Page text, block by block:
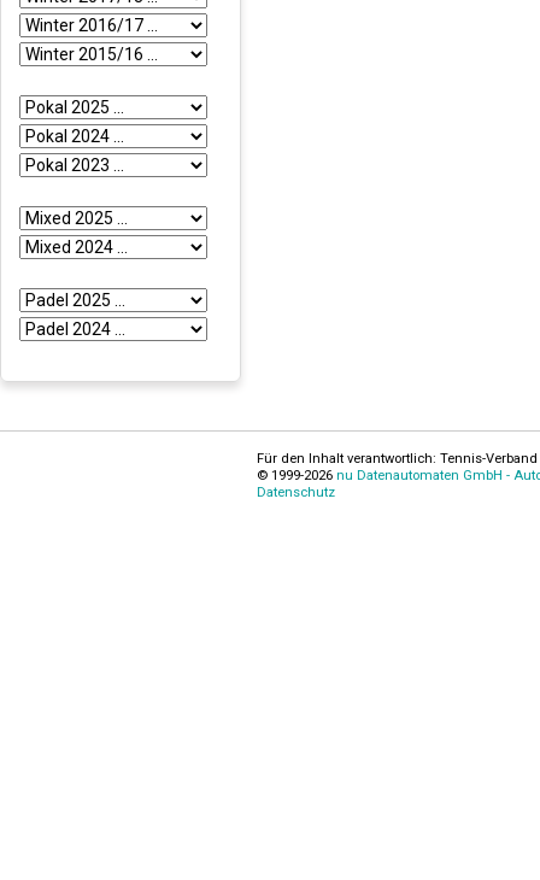
Für den Inhalt verantwortlich: Tennis-
© 1999-2026 nu Datenautomaten GmbH -
Datenschutz